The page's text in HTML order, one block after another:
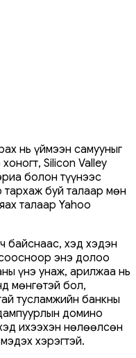
нь үймээн самууныг
Silicon Valley
болон түүнээс
тархаж буй талаар мөн
талаар Yahоо
байснаас, хэд хэдэн
энэ долоо
үнэ унаж, арилжаа нь
мөнгөтэй бол,
тусламжийн банкны
домино
ихээхэн нөлөөлсөн
хэрэгтэй.